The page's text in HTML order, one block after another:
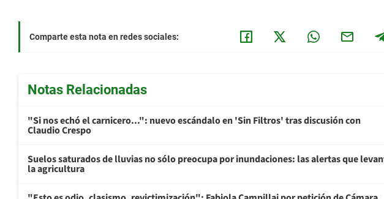
Comparte esta nota en redes sociales:
Notas Relacionadas
"Si nos echó el carnicero...": nuevo escándalo en 'Sin Filtros' tras discusión con
Claudio Crespo
Suelos saturados de lluvias no sólo preocupa por inundaciones: las alertas que
la agricultura